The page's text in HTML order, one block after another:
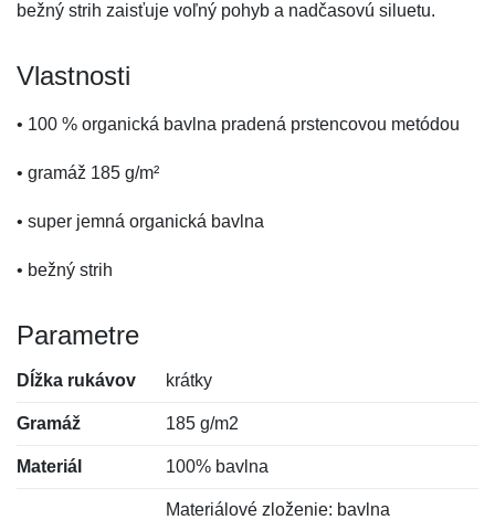
bežný strih zaisťuje voľný pohyb a nadčasovú siluetu.
Vlastnosti
• 100 % organická bavlna pradená prstencovou metódou
• gramáž 185 g/m²
• super jemná organická bavlna
• bežný strih
Parametre
Dĺžka rukávov krátky
Gramáž 185 g/m2
Materiál 100% bavlna
Materiálové zloženie: bavlna